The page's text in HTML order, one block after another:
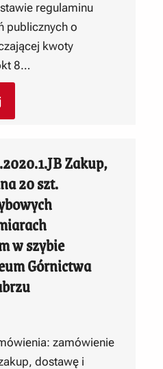
regulaminu
publicznych o
kwoty
8…
Zakup,
20 szt.
w szybie
Górnictwa
zamówienie
dostawę i